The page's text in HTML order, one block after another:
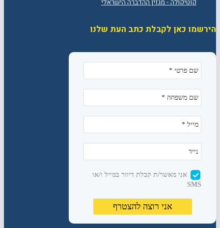
הירשמו כאן לקבלת כתב העת שלנו